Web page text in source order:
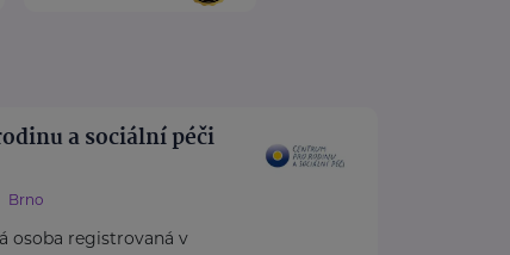
a sociální péči
Brno
osoba registrovaná v